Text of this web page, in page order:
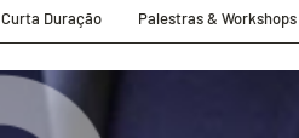
Curta Duração Palestras & Workshops